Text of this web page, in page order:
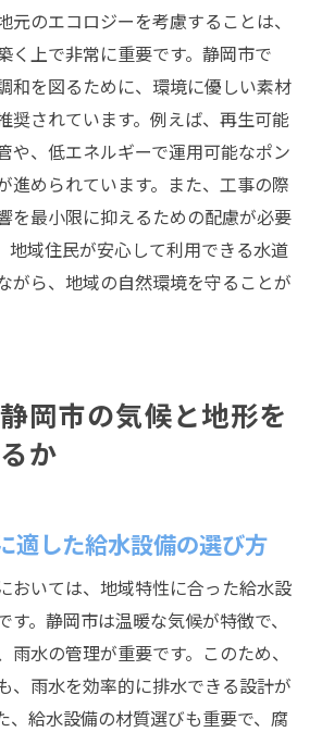
元のエコロジーを考慮することは、
く上で非常に重要です。静岡市で
和を図るために、環境に優しい素材
奨されています。例えば、再生可能
や、低エネルギーで運用可能なポン
進められています。また、工事の際
を最小限に抑えるための配慮が必要
地域住民が安心して利用できる水道
がら、地域の自然環境を守ることが
岡市の気候と地形を
か
適した給水設備の選び方
おいては、地域特性に合った給水設
す。静岡市は温暖な気候が特徴で、
雨水の管理が重要です。このため、
、雨水を効率的に排水できる設計が
、給水設備の材質選びも重要で、腐